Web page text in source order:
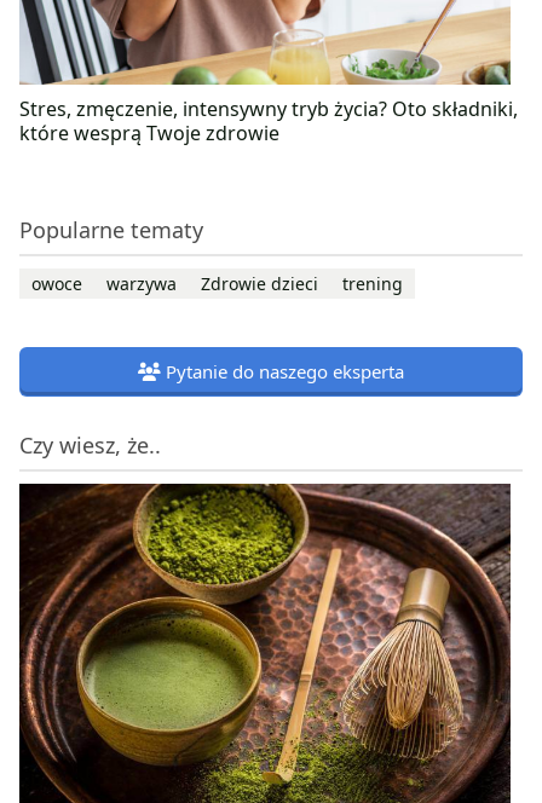
Stres, zmęczenie, intensywny tryb życia? Oto składniki,
które wesprą Twoje zdrowie
Popularne tematy
owoce warzywa Zdrowie dzieci trening
Pytanie do naszego eksperta
Czy wiesz, że..